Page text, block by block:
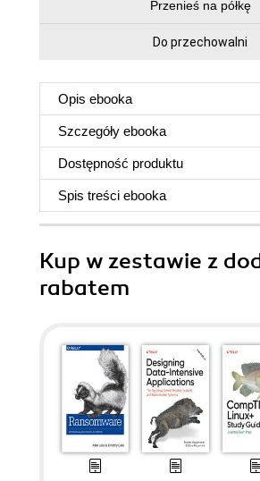
Przenieś na półkę
Do przechowalni
Opis ebooka
Szczegóły ebooka
Dostępność produktu
Spis treści ebooka
Kup w zestawie z
rabatem